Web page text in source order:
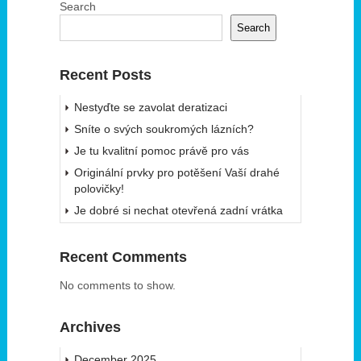
Search
Search
Recent Posts
Nestyďte se zavolat deratizaci
Sníte o svých soukromých lázních?
Je tu kvalitní pomoc právě pro vás
Originální prvky pro potěšení Vaší drahé
polovičky!
Je dobré si nechat otevřená zadní vrátka
Recent Comments
No comments to show.
Archives